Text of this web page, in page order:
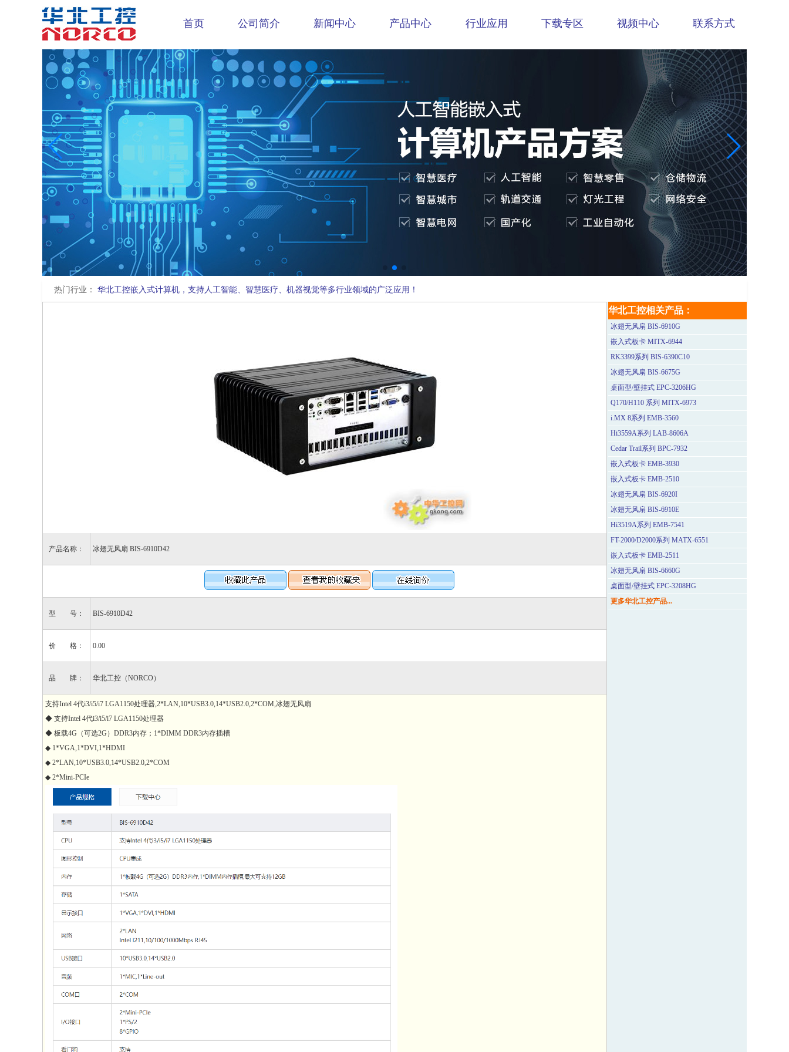
首页 公司简介 新闻中心 产品中心 行业应用 下载专区 视频中心 联系方式
热门行业： 华北工控嵌入式计算机，支持人工智能、智慧医疗、机器视觉等多行业领域的广泛应用！
产品名称： 冰翅无风扇 BIS-6910D42
型 号： BIS-6910D42
价 格： 0.00
品 牌： 华北工控（NORCO）
支持Intel 4代i3/i5/i7 LGA1150处理器,2*LAN,10*USB3.0,14*USB2.0,2*COM,冰翅无风扇
◆ 支持Intel 4代i3/i5/i7 LGA1150处理器
◆ 板载4G（可选2G）DDR3内存；1*DIMM DDR3内存插槽
◆ 1*VGA,1*DVI,1*HDMI
◆ 2*LAN,10*USB3.0,14*USB2.0,2*COM
◆ 2*Mini-PCIe
华北工控相关产品：
冰翅无风扇 BIS-6910G
嵌入式板卡 MITX-6944
RK3399系列 BIS-6390C10
冰翅无风扇 BIS-6675G
桌面型/壁挂式 EPC-3206HG
Q170/H110 系列 MITX-6973
i.MX 8系列 EMB-3560
Hi3559A系列 LAB-8606A
Cedar Trail系列 BPC-7932
嵌入式板卡 EMB-3930
嵌入式板卡 EMB-2510
冰翅无风扇 BIS-6920I
冰翅无风扇 BIS-6910E
Hi3519A系列 EMB-7541
FT-2000/D2000系列 MATX-6551
嵌入式板卡 EMB-2511
冰翅无风扇 BIS-6660G
桌面型/壁挂式 EPC-3208HG
更多华北工控产品...